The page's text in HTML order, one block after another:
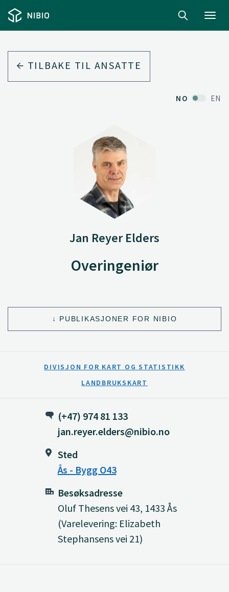
TILBAKE TIL ANSATTE
NO EN
Jan Reyer Elders
Overingeniør
PUBLIKASJONER FOR NIBIO
DIVISJON FOR KART OG STATISTIKK
LANDBRUKSKART
(+47) 974 81 133
jan.reyer.elders@nibio.no
Sted
Ås - Bygg O43
Besøksadresse
Oluf Thesens vei 43, 1433 Ås
(Varelevering: Elizabeth
Stephansens vei 21)